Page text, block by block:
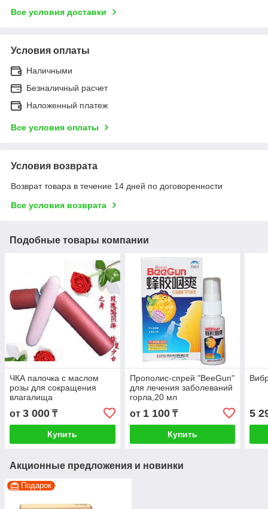
Все условия доставки
Условия оплаты
Наличными
Безналичный расчет
Наложенный платеж
Все условия оплаты
Условия возврата
Возврат товара в течение 14 дней по договоренности
Все условия возврата
Подобные товары компании
ЧКА палочка с маслом
розы для сокращения
влагалища
от 3 000 ₸
Купить
Прополис-спрей "BeeGun"
для лечения заболеваний
горла,20 мл
от 1 100₸
Купить
5
Акционные предложения и новинки
Подарок